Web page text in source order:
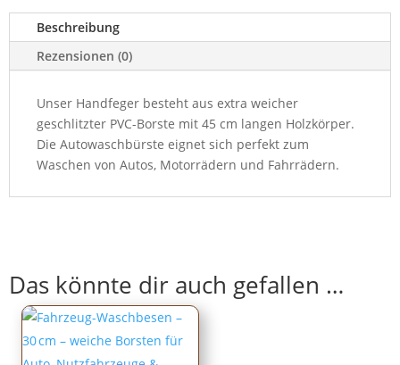
Auto,
Motorrad
Fahrrad
Beschreibung
Rezensionen (0)
Unser Handfeger besteht aus extra weicher
geschlitzter PVC-Borste mit 45 cm langen Holzkörper.
Die Autowaschbürste eignet sich perfekt zum
Waschen von Autos, Motorrädern und Fahrrädern.
Das könnte dir auch gefallen …